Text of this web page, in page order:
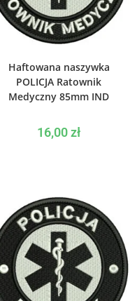
Haftowana naszywka
POLICJA Ratownik
Medyczny 85mm IND
16,00zł